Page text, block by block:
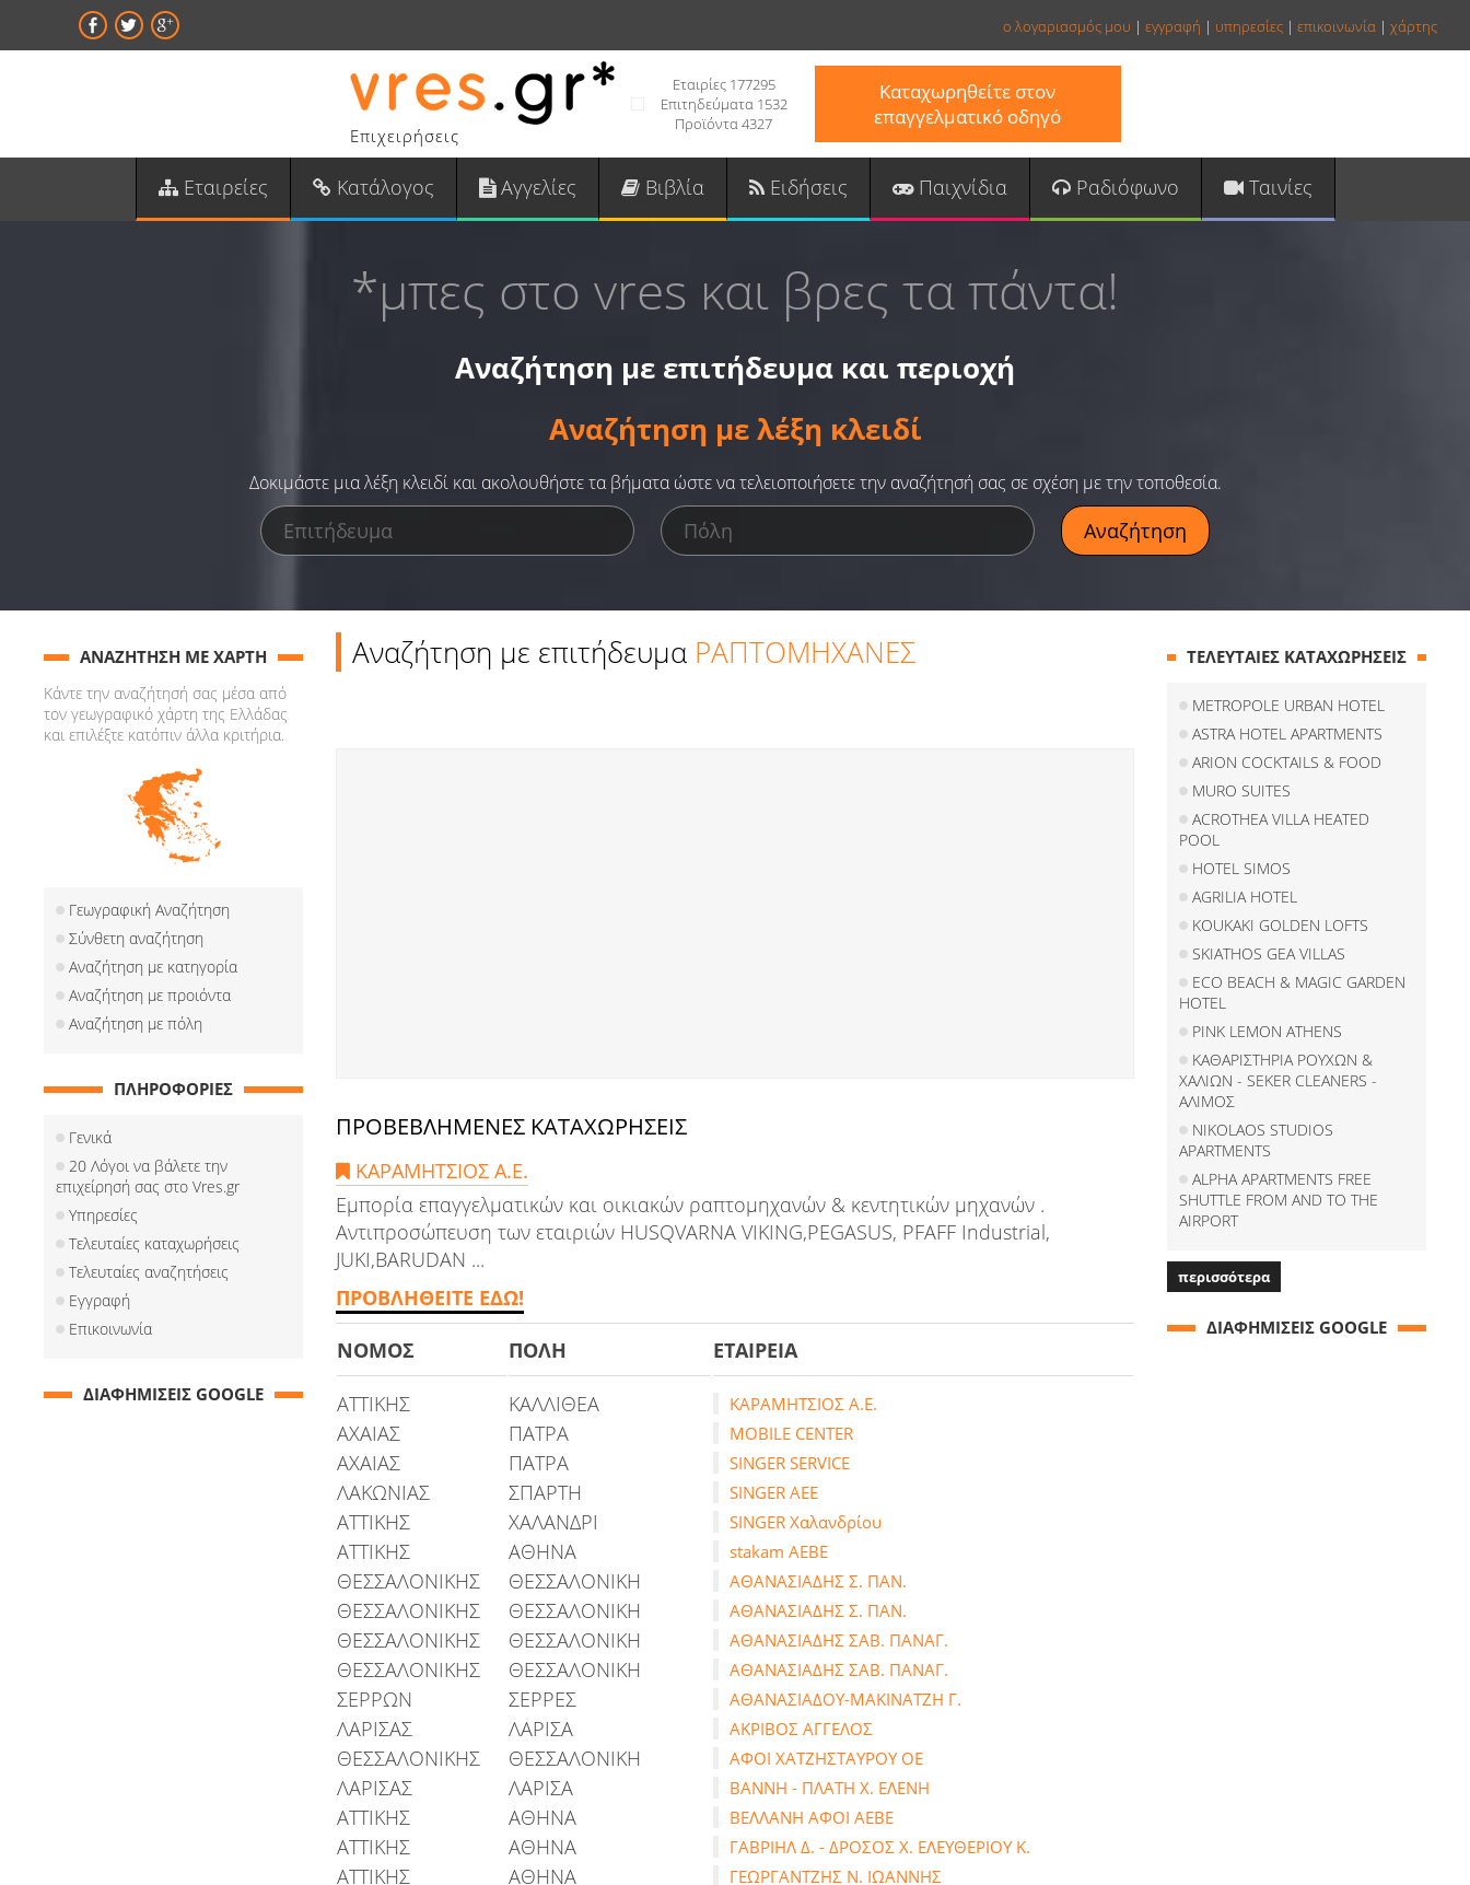
ο λογαριασμός μου | εγγραφή | υπηρεσίες | επικοινωνία | χάρτης
Επιχειρήσεις
Εταιρίες 177295
Επιτηδεύματα 1532
Προϊόντα 4327
Καταχωρηθείτε στον
επαγγελματικό οδηγό
Εταιρείες Κατάλογος Αγγελίες Βιβλία Ειδήσεις Παιχνίδια Ραδιόφωνο Ταινίες
*μπες στο vres και βρες τα πάντα!
Αναζήτηση με επιτήδευμα και περιοχή
Αναζήτηση με λέξη κλειδί
Δοκιμάστε μια λέξη κλειδί και ακολουθήστε τα βήματα ώστε να τελειοποιήσετε την αναζήτησή σας σε σχέση με την τοποθεσία.
Αναζήτηση με επιτήδευμα ΡΑΠΤΟΜΗΧΑΝΕΣ
ΠΡΟΒΕΒΛΗΜΕΝΕΣ ΚΑΤΑΧΩΡΗΣΕΙΣ
ΚΑΡΑΜΗΤΣΙΟΣ Α.Ε.
Εμπορία επαγγελματικών και οικιακών ραπτομηχανών & κεντητικών μηχανών .
Αντιπροσώπευση των εταιριών HUSQVARNA VIKING,PEGASUS, PFAFF Industrial,
JUKI,BARUDAN ...
ΠΡΟΒΛΗΘΕΙΤΕ ΕΔΩ!
ΝΟΜΟΣ
ΠΟΛΗ ΕΤΑΙΡΕΙΑ
ΑΤΤΙΚΗΣ ΚΑΛΛΙΘΕΑ ΚΑΡΑΜΗΤΣΙΟΣ Α.Ε.
ΑΧΑΙΑΣ ΠΑΤΡΑ MOBILE CENTER
ΑΧΑΙΑΣ ΠΑΤΡΑ SINGER SERVICE
ΛΑΚΩΝΙΑΣ ΣΠΑΡΤΗ SINGER ΑΕΕ
ΑΤΤΙΚΗΣ ΧΑΛΑΝΔΡΙ SINGER Χαλανδρίου
ΑΤΤΙΚΗΣ ΑΘΗΝΑ stakam ΑΕΒΕ
ΘΕΣΣΑΛΟΝΙΚΗΣ ΘΕΣΣΑΛΟΝΙΚΗ ΑΘΑΝΑΣΙΑΔΗΣ Σ. ΠΑΝ.
ΘΕΣΣΑΛΟΝΙΚΗΣ ΘΕΣΣΑΛΟΝΙΚΗ ΑΘΑΝΑΣΙΑΔΗΣ Σ. ΠΑΝ.
ΘΕΣΣΑΛΟΝΙΚΗΣ ΘΕΣΣΑΛΟΝΙΚΗ ΑΘΑΝΑΣΙΑΔΗΣ ΣΑΒ. ΠΑΝΑΓ.
ΘΕΣΣΑΛΟΝΙΚΗΣ ΘΕΣΣΑΛΟΝΙΚΗ ΑΘΑΝΑΣΙΑΔΗΣ ΣΑΒ. ΠΑΝΑΓ.
ΣΕΡΡΩΝ ΣΕΡΡΕΣ ΑΘΑΝΑΣΙΑΔΟΥ-ΜΑΚΙΝΑΤΖΗ Γ.
ΛΑΡΙΣΑΣ ΛΑΡΙΣΑ ΑΚΡΙΒΟΣ ΑΓΓΕΛΟΣ
ΘΕΣΣΑΛΟΝΙΚΗΣ ΘΕΣΣΑΛΟΝΙΚΗ ΑΦΟΙ ΧΑΤΖΗΣΤΑΥΡΟΥ ΟΕ
ΛΑΡΙΣΑΣ ΛΑΡΙΣΑ ΒΑΝΝΗ - ΠΛΑΤΗ Χ. ΕΛΕΝΗ
ΑΤΤΙΚΗΣ ΑΘΗΝΑ ΒΕΛΛΑΝΗ ΑΦΟΙ ΑΕΒΕ
ΑΤΤΙΚΗΣ ΑΘΗΝΑ ΓΑΒΡΙΗΛ Δ. - ΔΡΟΣΟΣ Χ. ΕΛΕΥΘΕΡΙΟΥ Κ.
ΑΤΤΙΚΗΣ ΑΘΗΝΑ ΓΕΩΡΓΑΝΤΖΗΣ Ν. ΙΩΑΝΝΗΣ
ΑΝΑΖΗΤΗΣΗ ΜΕ ΧΑΡΤΗ
Κάντε την αναζήτησή σας μέσα από
τον γεωγραφικό χάρτη της Ελλάδας
και επιλέξτε κατόπιν άλλα κριτήρια.
Γεωγραφική Αναζήτηση
Σύνθετη αναζήτηση
Αναζήτηση με κατηγορία
Αναζήτηση με προιόντα
Αναζήτηση με πόλη
ΠΛΗΡΟΦΟΡΙΕΣ
Γενικά
20 Λόγοι να βάλετε την
επιχείρησή σας στο Vres.gr
Υπηρεσίες
Τελευταίες καταχωρήσεις
Τελευταίες αναζητήσεις
Εγγραφή
Επικοινωνία
ΔΙΑΦΗΜΙΣΕΙΣ GOOGLE
ΤΕΛΕΥΤΑΙΕΣ ΚΑΤΑΧΩΡΗΣΕΙΣ
METROPOLE URBAN HOTEL
ASTRA HOTEL APARTMENTS
ARION COCKTAILS & FOOD
MURO SUITES
ACROTHEA VILLA HEATED
POOL
HOTEL SIMOS
AGRILIA HOTEL
KOUKAKI GOLDEN LOFTS
SKIATHOS GEA VILLAS
ECO BEACH & MAGIC GARDEN
HOTEL
PINK LEMON ATHENS
ΚΑΘΑΡΙΣΤΗΡΙΑ ΡΟΥΧΩΝ &
ΧΑΛΙΩΝ - SEKER CLEANERS -
ΑΛΙΜΟΣ
NIKOLAOS STUDIOS
APARTMENTS
ALPHA APARTMENTS FREE
SHUTTLE FROM AND TO THE
AIRPORT
περισσότερα
ΔΙΑΦΗΜΙΣΕΙΣ GOOGLE